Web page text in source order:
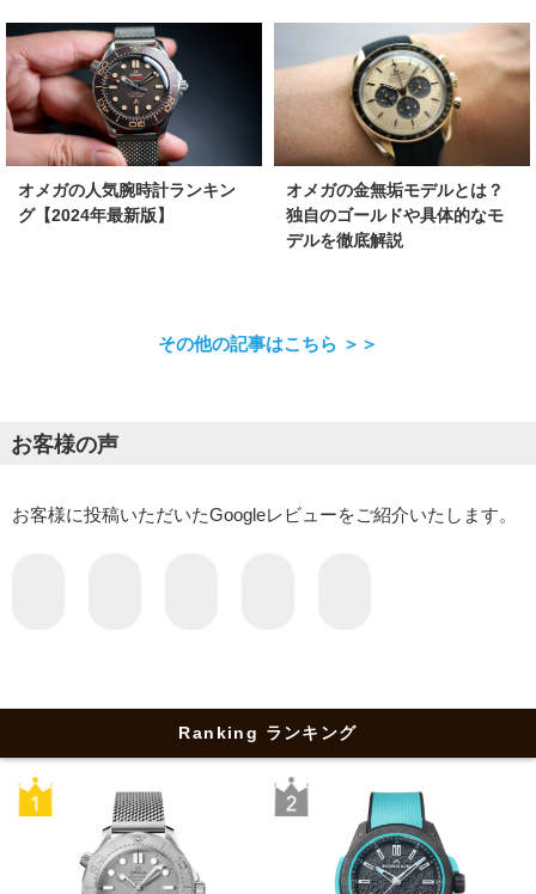
オメガの人気腕時計ランキン
グ【2024年最新版】
オメガの金無垢モデルとは？
独自のゴールドや具体的なモ
デルを徹底解説
その他の記事はこちら ＞＞
お客様の声
お客様に投稿いただいたGoogleレビューをご紹介いたします。
Ranking ランキング